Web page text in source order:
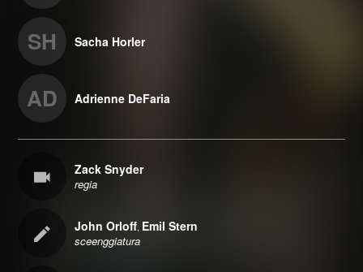
SH Sacha Horler
AD Adrienne DeFaria
Zack Snyder
regia
John Orloff, Emil Stern
sceenggiatura